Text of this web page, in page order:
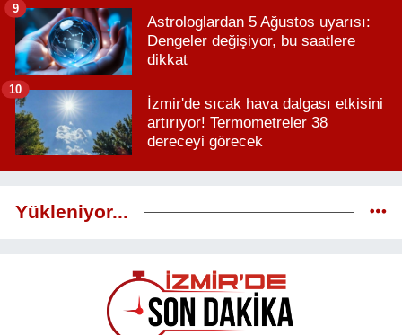
Astrologlardan 5 Ağustos uyarısı:
Dengeler değişiyor, bu saatlere
dikkat
9
İzmir'de sıcak hava dalgası etkisini
artırıyor! Termometreler 38
dereceyi görecek
10
Yükleniyor...